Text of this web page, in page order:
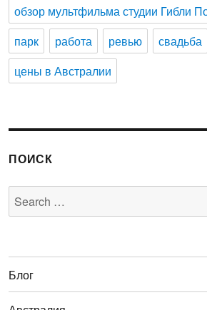
обзор мультфильма студии Гибли
парк
работа ревью свадьба
цены в Австралии
ПОИСК
Search
for:
Блог